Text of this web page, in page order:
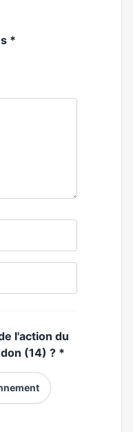
*
l'action du
(14) ? *